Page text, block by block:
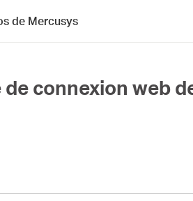
de Mercusys
connexion web